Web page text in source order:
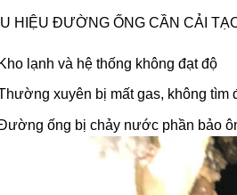
HIỆU ĐƯỜNG ỐNGCẦN CẢI
lạnh và hệ thống không đạt độ
xuyên bị mất gas, không tìm
ống bị chảy nước phần bảo